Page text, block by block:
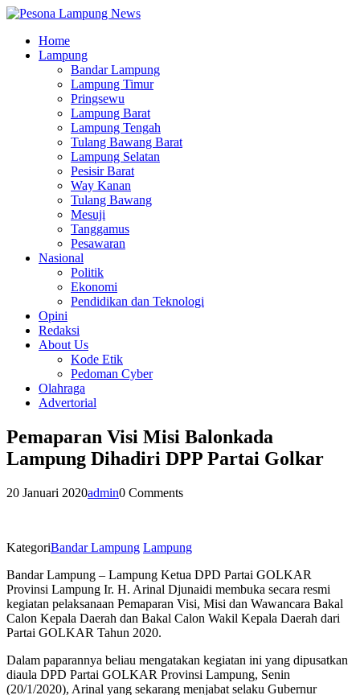
Home
Lampung
Bandar Lampung
Lampung Timur
Pringsewu
Lampung Barat
Lampung Tengah
Tulang Bawang Barat
Lampung Selatan
Pesisir Barat
Way Kanan
Tulang Bawang
Mesuji
Tanggamus
Pesawaran
Nasional
Politik
Ekonomi
Pendidikan dan Teknologi
Opini
Redaksi
About Us
Kode Etik
Pedoman Cyber
Olahraga
Advertorial
Pemaparan Visi Misi Balonkada
Lampung Dihadiri DPP Partai Golkar
20 Januari 2020admin0 Comments
KategoriBandar Lampung Lampung
Bandar Lampung – Lampung Ketua DPD Partai GOLKAR
Provinsi Lampung Ir. H. Arinal Djunaidi membuka secara resmi
kegiatan pelaksanaan Pemaparan Visi, Misi dan Wawancara Bakal
Calon Kepala Daerah dan Bakal Calon Wakil Kepala Daerah dari
Partai GOLKAR Tahun 2020.
Dalam paparannya beliau mengatakan kegiatan ini yang dipusatkan
diaula DPD Partai GOLKAR Provinsi Lampung, Senin
(20/1/2020), Arinal yang sekarang menjabat selaku Gubernur